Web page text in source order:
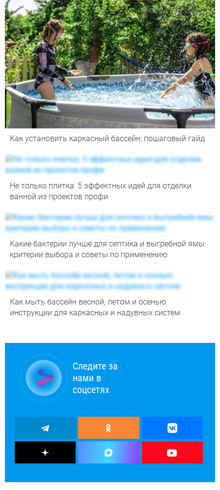
Как установить каркасный бассейн: пошаговый гайд
Не только плитка: 5 эффектных идей для отделки
ванной из проектов профи
Какие бактерии лучше для септика и выгребной ямы:
критерии выбора и советы по применению
Как мыть бассейн весной, летом и осенью:
инструкции для каркасных и надувных систем
Следите за
нами в
соцсетях